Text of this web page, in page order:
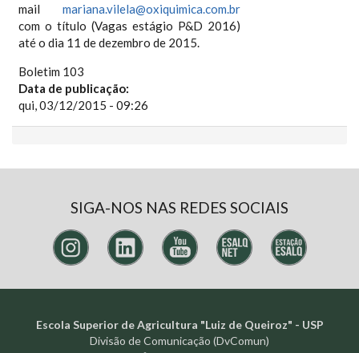
mailmariana.vilela@oxiquimica.com.br
com o título (Vagas estágio P&D 2016)
até o dia 11 de dezembro de 2015.
Boletim 103
Data de publicação:
qui, 03/12/2015 - 09:26
SIGA-NOS NAS REDES SOCIAIS
Escola Superior de Agricultura "Luiz de Queiroz" - USP
Divisão de Comunicação (DvComun)